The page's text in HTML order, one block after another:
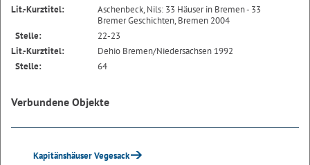
Lit.-Kurztitel:
Aschenbeck, Nils: 33 Häuser in Bremen - 33
Bremer Geschichten, Bremen 2004
Stelle:
22-23
Lit.-Kurztitel:
Dehio Bremen/Niedersachsen 1992
Stelle:
64
Verbundene Objekte
Kapitänshäuser Vegesack